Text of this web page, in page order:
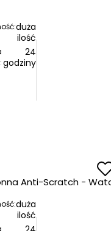
duża
ilość
24
godziny
Anti-Scratch -
duża
ilość